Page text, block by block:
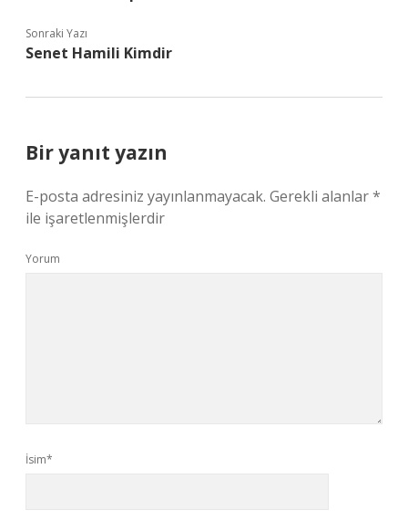
Sonraki Yazı
Senet Hamili Kimdir
Bir yanıt yazın
E-posta adresiniz yayınlanmayacak. Gerekli alanlar*
ile işaretlenmişlerdir
Yorum
İsim*